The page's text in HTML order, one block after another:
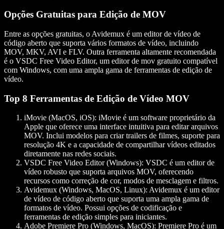
Opções Gratuitas para Edição de MOV
Entre as opções gratuitas, o Avidemux é um editor de vídeo de
código aberto que suporta vários formatos de vídeo, incluindo
MOV, MKV, AVI e FLV. Outra ferramenta altamente recomendada
é o VSDC Free Video Editor, um editor de mov gratuito compatível
com Windows, com uma ampla gama de ferramentas de edição de
vídeo.
Top 8 Ferramentas de Edição de Vídeo MOV
iMovie (MacOS, iOS): iMovie é um software proprietário da
Apple que oferece uma interface intuitiva para editar arquivos
MOV. Inclui modelos para criar trailers de filmes, suporte para
resolução 4K e a capacidade de compartilhar vídeos editados
diretamente nas redes sociais.
VSDC Free Video Editor (Windows): VSDC é um editor de
vídeo robusto que suporta arquivos MOV, oferecendo
recursos como correção de cor, modos de mesclagem e filtros.
Avidemux (Windows, MacOS, Linux): Avidemux é um editor
de vídeo de código aberto que suporta uma ampla gama de
formatos de vídeo. Possui opções de codificação e
ferramentas de edição simples para iniciantes.
Adobe Premiere Pro (Windows, MacOS): Premiere Pro é um